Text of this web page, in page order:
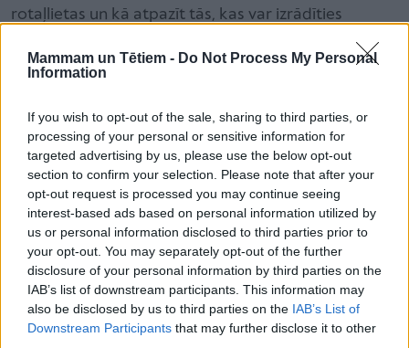
Mammam un Tētiem - Do Not Process My Personal
Information
If you wish to opt-out of the sale, sharing to third parties, or
processing of your personal or sensitive information for
targeted advertising by us, please use the below opt-out
section to confirm your selection. Please note that after your
opt-out request is processed you may continue seeing
interest-based ads based on personal information utilized by
us or personal information disclosed to third parties prior to
your opt-out. You may separately opt-out of the further
disclosure of your personal information by third parties on the
IAB’s list of downstream participants. This information may
also be disclosed by us to third parties on the IAB’s List of
Downstream Participants that may further disclose it to other
rotaļlietas un kā atpazīt tās, kas var izrādīties
pieteiktos nodarbībai, spiedŠEIT.